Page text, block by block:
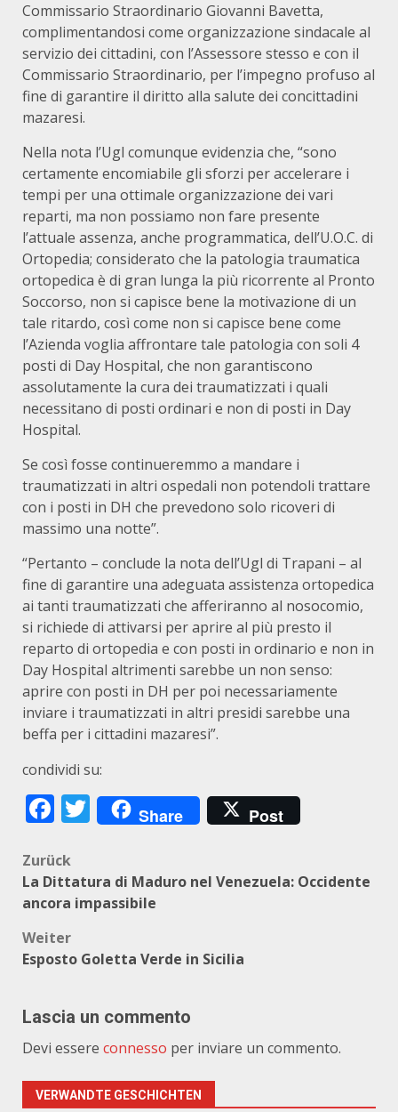
Commissario Straordinario Giovanni Bavetta,
complimentandosi come organizzazione sindacale al
servizio dei cittadini, con l’Assessore stesso e con il
Commissario Straordinario, per l’impegno profuso al
fine di garantire il diritto alla salute dei concittadini
mazaresi.
Nella nota l’Ugl comunque evidenzia che, “sono
certamente encomiabile gli sforzi per accelerare i
tempi per una ottimale organizzazione dei vari
reparti, ma non possiamo non fare presente
l’attuale assenza, anche programmatica, dell’U.O.C. di
Ortopedia; considerato che la patologia traumatica
ortopedica è di gran lunga la più ricorrente al Pronto
Soccorso, non si capisce bene la motivazione di un
tale ritardo, così come non si capisce bene come
l’Azienda voglia affrontare tale patologia con soli 4
posti di Day Hospital, che non garantiscono
assolutamente la cura dei traumatizzati i quali
necessitano di posti ordinari e non di posti in Day
Hospital.
Se così fosse continueremmo a mandare i
traumatizzati in altri ospedali non potendoli trattare
con i posti in DH che prevedono solo ricoveri di
massimo una notte”.
“Pertanto – conclude la nota dell’Ugl di Trapani – al
fine di garantire una adeguata assistenza ortopedica
ai tanti traumatizzati che afferiranno al nosocomio,
si richiede di attivarsi per aprire al più presto il
reparto di ortopedia e con posti in ordinario e non in
Day Hospital altrimenti sarebbe un non senso:
aprire con posti in DH per poi necessariamente
inviare i traumatizzati in altri presidi sarebbe una
beffa per i cittadini mazaresi”.
condividi su:
Facebook
Twitter
Share Post
Beitragsnavigation
Zurück
La Dittatura di Maduro nel Venezuela: Occidente
ancora impassibile
Weiter
Esposto Goletta Verde in Sicilia
Lascia un commento
Devi essere connesso per inviare un commento.
VERWANDTE GESCHICHTEN